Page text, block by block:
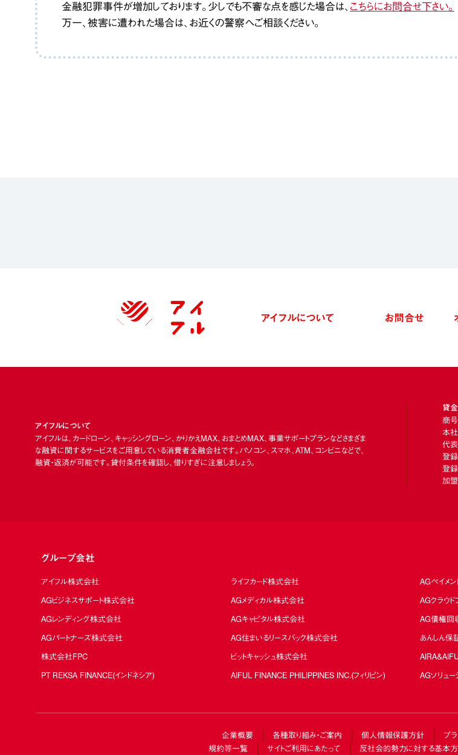
金融犯罪事件が増加しております。少しでも不審な点を感じた場合は、 こちらにお問合せ下さい。
万一、被害に遭われた場合は、お近くの警察へご相談ください。
アイフルについて お問合せ
アイフルについて
アイフルは、カードローン、キャッシングローン、かりかえMAX、おまとめMAX、事業サポートプランなどさまざま
な融資に関するサービスをご用意している消費者金融会社です。パソコン、スマホ、ATM、コンビニなどで、
融資・返済が可能です。貸付条件を確認し、借りすぎに注意しましょう。
貸
商
本
代
登
登
加
グループ会社
アイフル株式会社 ライフカード株式会社
AGペイメ
AGビジネスサポート株式会社
AGメディカル株式会社
AGクラウ
AGレンディング株式会社
AGキャピタル株式会社
AG債権回
AGパートナーズ株式会社
AG住まいるリースバック株式会社
あんしん
株式会社FPC
ビットキャッシュ株式会社
AIRA＆
PT REKSA FINANCE(インドネシア)
AIFUL FINANCE PHILIPPINES INC.(フィリピン) AGソリュ
企業概要 各種取り組み・ご案内 個人情報保護方針 プ
規約等一覧
サイトご利用にあたって 反社会的勢力に対する基本